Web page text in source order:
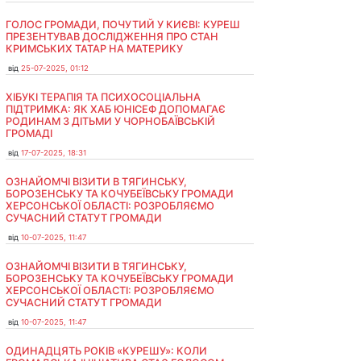
ГОЛОС ГРОМАДИ, ПОЧУТИЙ У КИЄВІ: КУРЕШ
ПРЕЗЕНТУВАВ ДОСЛІДЖЕННЯ ПРО СТАН
КРИМСЬКИХ ТАТАР НА МАТЕРИКУ
від 25-07-2025, 01:12
ХІБУКІ ТЕРАПІЯ ТА ПСИХОСОЦІАЛЬНА
ПІДТРИМКА: ЯК ХАБ ЮНІСЕФ ДОПОМАГАЄ
РОДИНАМ З ДІТЬМИ У ЧОРНОБАЇВСЬКІЙ
ГРОМАДІ
від 17-07-2025, 18:31
ОЗНАЙОМЧІ ВІЗИТИ В ТЯГИНСЬКУ,
БОРОЗЕНСЬКУ ТА КОЧУБЕЇВСЬКУ ГРОМАДИ
ХЕРСОНСЬКОЇ ОБЛАСТІ: РОЗРОБЛЯЄМО
СУЧАСНИЙ СТАТУТ ГРОМАДИ
від 10-07-2025, 11:47
ОЗНАЙОМЧІ ВІЗИТИ В ТЯГИНСЬКУ,
БОРОЗЕНСЬКУ ТА КОЧУБЕЇВСЬКУ ГРОМАДИ
ХЕРСОНСЬКОЇ ОБЛАСТІ: РОЗРОБЛЯЄМО
СУЧАСНИЙ СТАТУТ ГРОМАДИ
від 10-07-2025, 11:47
ОДИНАДЦЯТЬ РОКІВ «КУРЕШУ»: КОЛИ